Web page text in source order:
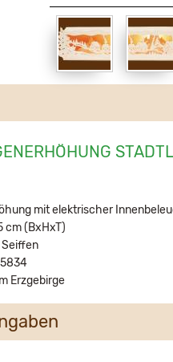
mit elektrischer
cm (BxHxT)
Seiffen
Erzgebirge